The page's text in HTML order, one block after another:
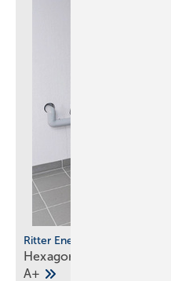
Ritter Energie
Hexagonaler
A+